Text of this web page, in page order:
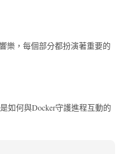
樂，每個部分都扮演著重要的
如何與Docker守護進程互動的